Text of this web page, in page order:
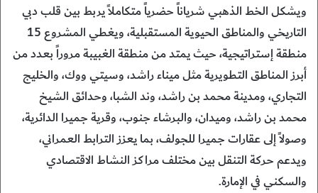
ويشكل الخط الذهبي شرياناً حضرياً متكاملاً يربط بين قلب دبي
التاريخي والمناطق الحيوية المستقبلية، ويغطي المشروع 15
منطقة إستراتيجية، حيث يمتد من منطقة الغبيبة مروراً بعدد من
أبرز المناطق التطويرية مثل ميناء راشد، وسيتي ووك، والخليج
التجاري، ومدينة محمد بن راشد، وند الشبا، وحدائق الشيخ
محمد بن راشد، وميدان، والبرشاء جنوب، وقرية جميرا الدائرية،
وصولاً إلى عقارات جميرا للجولف، بما يعزز الترابط العمراني،
ويدعم حركة التنقل بين مختلف مراكز النشاط الاقتصادي
والسكني في الإمارة.